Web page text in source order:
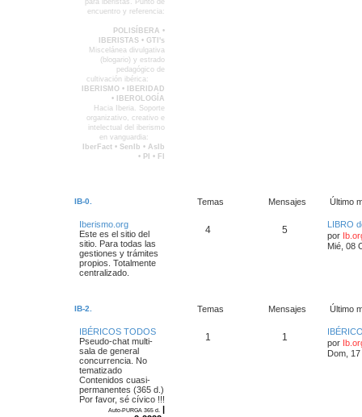
encuentro y referencia:
POLISÍBERA •
IBERISTAS • GTI's
Miscelánea divulgativa
(blogario) y estrado
pedagógico de
cultivación ibérica:
IBERISMO • IBERIDAD
• IBEROLOGÍA
Hacia Iberia. Soporte
organizativo, creativo e
intelectual del iberismo
en vanguardia:
IberFact • SenIb • AsIb
• PI • FI
IB-0. Temas Mensajes Último
Iberismo.org
Este es el sitio del
sitio. Para todas las
gestiones y trámites
propios. Totalmente
centralizado.
4 5
LIBRO
por
Mié, 08
IB-2. Temas Mensajes Último
IBÉRICOS TODOS
Pseudo-chat multi-
sala de general
concurrencia. No
tematizado
Contenidos cuasi-
permanentes (365 d.)
Por favor, sé cívico !!!
Auto-PURGA 365 d.
|
1 1
por
Dom,